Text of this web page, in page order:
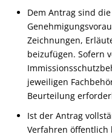
Dem Antrag sind
Zeichnungen,
beizufügen. Sofern
jeweiligen
Beurteilung
Ist der Antrag
Verfahren öffentlich